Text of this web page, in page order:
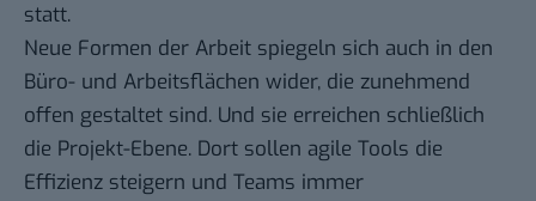
statt.
Neue Formen der Arbeit spiegeln sich auch in den
Büro- und Arbeitsflächen wider, die zunehmend
offen gestaltet sind. Und sie erreichen schließlich
die Projekt-Ebene. Dort sollen agile Tools die
Effizienz steigern und Teams immer